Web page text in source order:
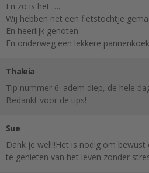
En zo is het ….
Wij hebben net een fietstochtje
En heerlijk genoten.
En onderweg een lekkere
Thaleia
Tip nummer 6: adem diep, de hele
Bedankt voor de tips!
Sue
Dank je wel!!!Het is nodig om
te genieten van het leven zonder